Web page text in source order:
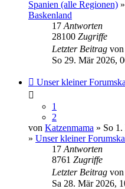
Spanien (alle Regionen) »
Baskenland
17 Antworten
28100 Zugriffe
Letzter Beitrag von
So 29. Mär 2026,
Unser kleiner
1
2
von Katzenmama » So
» Unser kleiner
17 Antworten
8761 Zugriffe
Letzter Beitrag von
Sa 28. Mär 2026,